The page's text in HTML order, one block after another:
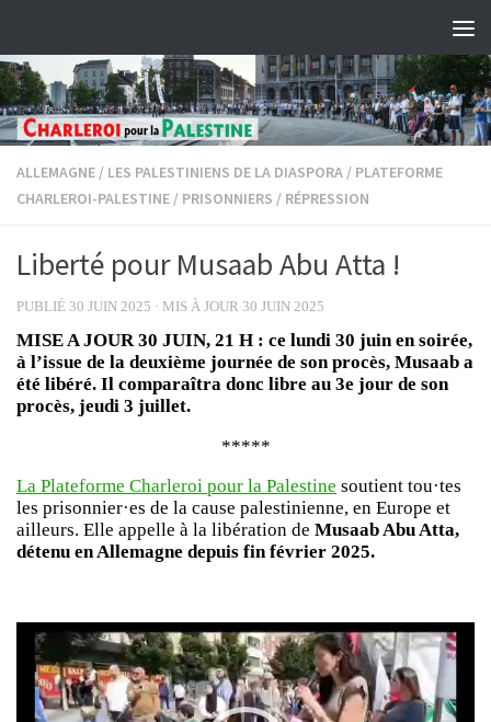
ALLEMAGNE / LES PALESTINIENS DE LA DIASPORA / PLATEFORME
CHARLEROI-PALESTINE / PRISONNIERS / RÉPRESSION
Liberté pour Musaab Abu Atta !
PUBLIÉ 30 JUIN 2025 · MIS À JOUR 30 JUIN 2025
MISE A JOUR 30 JUIN, 21 H : ce lundi 30 juin en soirée,
à l’issue de la deuxième journée de son procès, Musaab a
été libéré. Il comparaîtra donc libre au 3e jour de son
procès, jeudi 3 juillet.
*****
La Plateforme Charleroi pour la Palestine soutient tou·tes
les prisonnier·es de la cause palestinienne, en Europe et
ailleurs. Elle appelle à la libération de Musaab Abu Atta,
détenu en Allemagne depuis fin février 2025.
Lecteur
vidéo